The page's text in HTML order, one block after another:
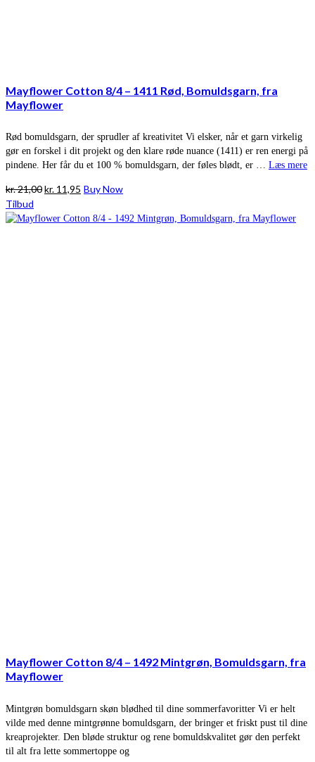
Mayflower Cotton 8/4 – 1411 Rød, Bomuldsgarn, fra
Mayflower
Rød bomuldsgarn, der sprudler af kreativitet Vi elsker, når et garn virkelig
gør en forskel i dit projekt og den klare røde nuance (1411) er ren energi på
pindene. Her får du et 100 % bomuldsgarn, der føles blødt, er … Læs mere
kr.21,00Den
pris
kr. 11,95 Den
pris
Buy Now
Tilbud
Mayflower Cotton 8/4 – 1492 Mintgrøn, Bomuldsgarn, fra
Mayflower
Mintgrøn bomuldsgarn skøn blødhed til dine sommerfavoritter Vi er helt
vilde med denne mintgrønne bomuldsgarn, der bringer et friskt pust til dine
kreaprojekter. Den bløde struktur og rene bomuldskvalitet gør den perfekt
til alt fra lette sommertoppe og